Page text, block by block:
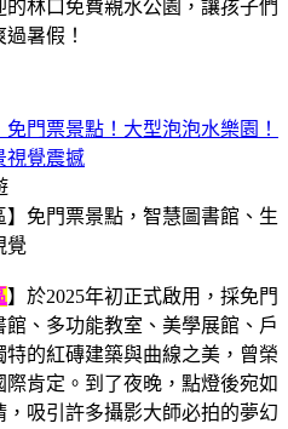
林口免費親水公園，讓孩子們
暑假！
門票景點！大型泡泡水樂園！
視覺震撼
】於2025年初正式啟用，採免門
、多功能教室、美學展館、戶
的紅磚建築與曲線之美，曾榮
肯定。到了夜晚，點燈後宛如
吸引許多攝影大師必拍的夢幻